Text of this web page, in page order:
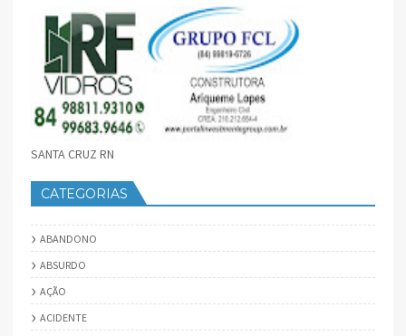
SANTA CRUZ RN
CATEGORIAS
ABANDONO
ABSURDO
AÇÃO
ACIDENTE